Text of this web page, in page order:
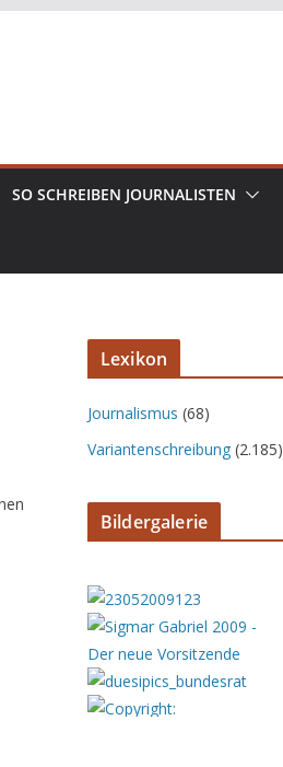
SO SCHREIBEN JOURNALISTEN
Lexikon
Journalismus (68)
Variantenschreibung (2.185)
Bildergalerie